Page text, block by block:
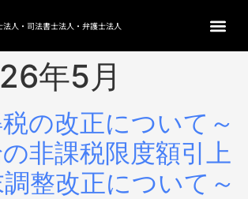
法人・司法書士法人・弁護士法人
年5月
の改正について～
非課税限度額引上
整改正について～